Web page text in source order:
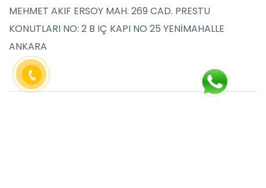
MEHMET AKIF ERSOY MAH. 269 CAD. PRESTU
KONUTLARI NO: 2 B IÇ KAPI NO 25 YENİMAHALLE
ANKARA